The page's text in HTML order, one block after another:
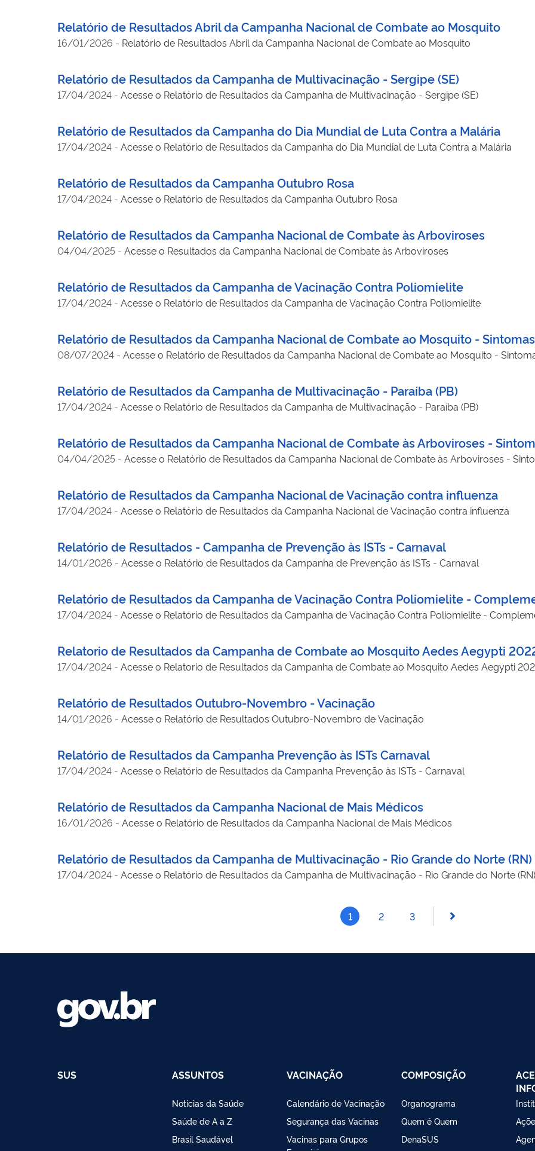
Relatório de Resultados Abril da Campanha Nacional de Combate ao Mosquito
16/01/2026 - Relatório de Resultados Abril da Campanha Nacional de Combate ao Mosquito
Relatório de Resultados da Campanha de Multivacinação - Sergipe (SE)
17/04/2024 - Acesse o Relatório de Resultados da Campanha de Multivacinação - Sergipe (SE)
Relatório de Resultados da Campanha do Dia Mundial de Luta Contra a Malária
17/04/2024 - Acesse o Relatório de Resultados da Campanha do Dia Mundial de Luta Contra a Malária
Relatório de Resultados da Campanha Outubro Rosa
17/04/2024 - Acesse o Relatório de Resultados da Campanha Outubro Rosa
Relatório de Resultados da Campanha Nacional de Combate às Arboviroses
04/04/2025 - Acesse o Resultados da Campanha Nacional de Combate às Arboviroses
Relatório de Resultados da Campanha de Vacinação Contra Poliomielite
17/04/2024 - Acesse o Relatório de Resultados da Campanha de Vacinação Contra Poliomielite
Relatório de Resultados da Campanha Nacional de Combate ao Mosquito - Sintomas
08/07/2024 - Acesse o Relatório de Resultados da Campanha Nacional de Combate ao Mosquito -
Relatório de Resultados da Campanha de Multivacinação - Paraíba (PB)
17/04/2024 - Acesse o Relatório de Resultados da Campanha de Multivacinação - Paraíba (PB)
Relatório de Resultados da Campanha Nacional de Combate às Arboviroses -
04/04/2025 - Acesse o Relatório de Resultados da Campanha Nacional de Combate às Arboviroses -
Relatório de Resultados da Campanha Nacional de Vacinação contra influenza
17/04/2024 - Acesse o Relatório de Resultados da Campanha Nacional de Vacinação contra influenza
Relatório de Resultados - Campanha de Prevenção às ISTs - Carnaval
14/01/2026 - Acesse o Relatório de Resultados da Campanha de Prevenção às ISTs - Carnaval
Relatório de Resultados da Campanha de Vacinação Contra Poliomielite -
17/04/2024 - Acesse o Relatório de Resultados da Campanha de Vacinação Contra Poliomielite -
Relatorio de Resultados da Campanha de Combate ao Mosquito Aedes Aegypti
17/04/2024 - Acesse o Relatorio de Resultados da Campanha de Combate ao Mosquito Aedes Aegypti
Relatório de Resultados Outubro-Novembro - Vacinação
14/01/2026 - Acesse o Relatório de Resultados Outubro-Novembro de Vacinação
Relatório de Resultados da Campanha Prevenção às ISTs Carnaval
17/04/2024 - Acesse o Relatório de Resultados da Campanha Prevenção às ISTs - Carnaval
Relatório de Resultados da Campanha Nacional de Mais Médicos
16/01/2026 - Acesse o Relatório de Resultados da Campanha Nacional de Mais Médicos
Relatório de Resultados da Campanha de Multivacinação - Rio Grande do Norte (RN)
17/04/2024 - Acesse o Relatório de Resultados da Campanha de Multivacinação - Rio Grande do Norte (RN)
1 2 3
SUS ASSUNTOS
Notícias da Saúde
Saúde de A a Z
Brasil Saudável
VACINAÇÃO
Calendário de Vacinação
Segurança das Vacinas
Vacinas para Grupos
COMPOSIÇÃO
Organograma
Quem é Quem
DenaSUS